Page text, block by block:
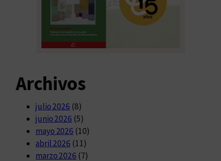
Archivos
julio 2026 (8)
junio 2026 (5)
mayo 2026 (10)
abril 2026 (11)
marzo 2026 (7)